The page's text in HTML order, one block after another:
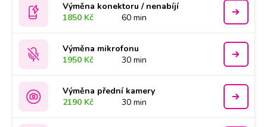
Výměna konektoru / nenabíjí
1850 Kč
60 min
Výměna mikrofonu
1950 Kč
30 min
Výměna přední kamery
2190 Kč
30 min